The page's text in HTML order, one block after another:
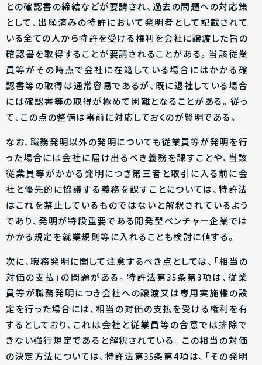
との確認書の締結などが要請され、過去の問題への対応策
として、出願済みの特許において発明者として記載されて
いる全ての人から特許を受ける権利を会社に譲渡した旨の
確認書を取得することが要請されることがある。当該従業
員等がその時点で会社に在籍している場合にはかかる確
認書等の取得は通常容易であるが、既に退社している場合
には確認書等の取得が極めて困難となることがある。従っ
て、この点の整備は事前に対応しておくのが賢明である。
なお、職務発明以外の発明についても従業員等が発明を行
った場合には会社に届け出るべき義務を課すことや、当該
従業員等がかかる発明につき第三者と取引に入る前に会
社と優先的に協議する義務を課すことについては、特許法
はこれを禁止しているものではないと解釈されているよう
であり、発明が特段重要である開発型ベンチャー企業では
かかる規定を就業規則等に入れることも検討に値する。
次に、職務発明に関して注意するべき点としては、「相当の
対価の支払」の問題がある。特許法第35条第3項は、従業
員等が職務発明につき会社への譲渡又は専用実施権の設
定を行った場合には、相当の対価の支払を受ける権利を有
するとしており、これは会社と従業員等の合意では排除で
きない強行規定であると解釈されている。この相当の対価
の決定方法については、特許法第35条第4項は、「その発明